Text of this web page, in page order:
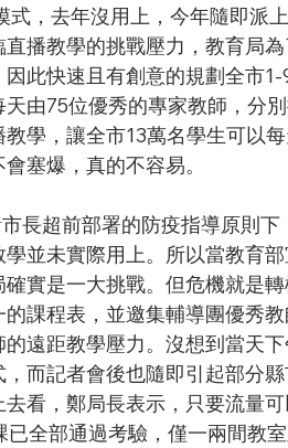
，去年沒用上，今年隨即派
播教學的挑戰壓力，教育局
此快速且有創意的規劃全市
由75位優秀的專家教師，分
學，讓全市13萬名學生可以
塞爆，真的不容易。
並未實際用上。所以當教育
實是一大挑戰。但危機就是
課程表，並邀集輔導團優秀
遠距教學壓力。沒想到當天
而記者會後也隨即引起部分
看，鄭局長表示，只要流量
全部通過考驗，僅一兩間教